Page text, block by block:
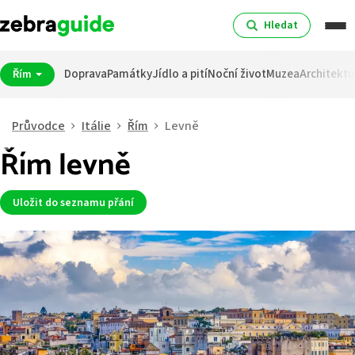
Hledat
Řím DopravaPamátkyJídlo a pitíNoční životMuzea
Průvodce Itálie Řím Levně
Řím levně
Uložit do seznamu přání